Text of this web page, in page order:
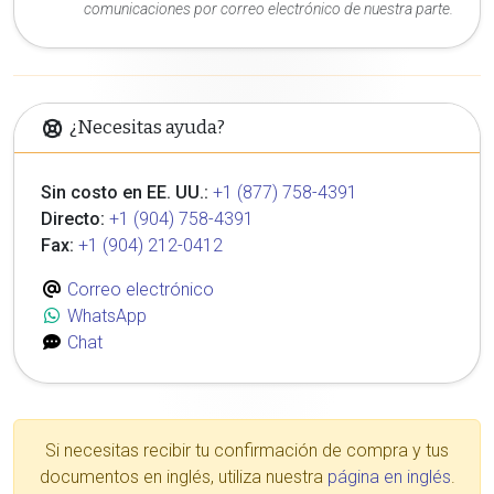
comunicaciones por correo electrónico de nuestra parte.
¿Necesitas ayuda?
Sin costo en EE. UU.: +1 (877) 758-4391
Directo: +1 (904) 758-4391
Fax: +1 (904) 212-0412
Correo electrónico
WhatsApp
Chat
Si necesitas recibir tu confirmación de compra y tus
documentos en inglés, utiliza nuestra página en inglés.